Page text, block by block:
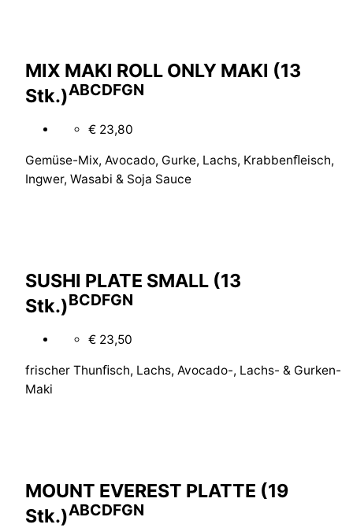
MIX MAKI ROLL ONLY MAKI (13
Stk.)ABCDFGN
€ 23,80
Gemüse-Mix, Avocado, Gurke, Lachs, Krabbenﬂeisch,
Ingwer, Wasabi & Soja Sauce
SUSHI PLATE SMALL (13
Stk.)BCDFGN
€ 23,50
frischer Thunﬁsch, Lachs, Avocado-, Lachs- & Gurken-
Maki
MOUNT EVEREST PLATTE (19
Stk.)ABCDFGN